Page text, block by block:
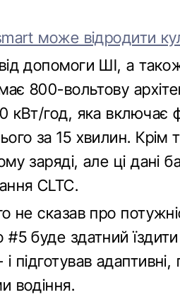
може відродити
допомоги ШІ, а
800-вольтову
кВт/год, яка включає
за 15 хвилин. Крім
заряді, але ці дані
CLTC.
не сказав про
буде здатний
адаптивні,
водіння.